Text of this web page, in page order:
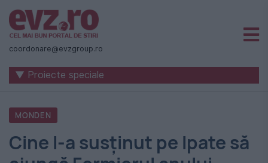
Știri
naționale
internaționale
România
-
coordonare@evzgroup.ro
▼ Proiecte speciale
MONDEN
Cine l-a susținut pe Ipate să